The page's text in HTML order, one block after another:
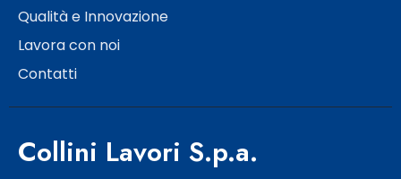
Qualità e Innovazione
Lavora con noi
Contatti
Collini Lavori S.p.a.